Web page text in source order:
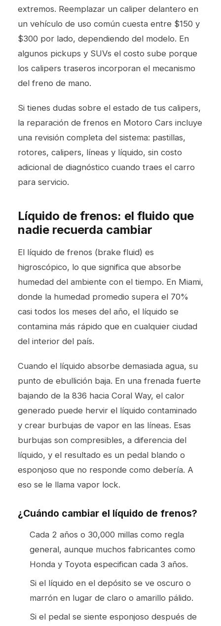
extremos. Reemplazar un caliper delantero en
un vehículo de uso común cuesta entre $150 y
$300 por lado, dependiendo del modelo. En
algunos pickups y SUVs el costo sube porque
los calipers traseros incorporan el mecanismo
del freno de mano.
Si tienes dudas sobre el estado de tus calipers,
la reparación de frenos en Motoro Cars incluye
una revisión completa del sistema: pastillas,
rotores, calipers, líneas y líquido, sin costo
adicional de diagnóstico cuando traes el carro
para servicio.
Líquido de frenos: el fluido que
nadie recuerda cambiar
El líquido de frenos (brake fluid) es
higroscópico, lo que significa que absorbe
humedad del ambiente con el tiempo. En Miami,
donde la humedad promedio supera el 70%
casi todos los meses del año, el líquido se
contamina más rápido que en cualquier ciudad
del interior del país.
Cuando el líquido absorbe demasiada agua, su
punto de ebullición baja. En una frenada fuerte
bajando de la 836 hacia Coral Way, el calor
generado puede hervir el líquido contaminado
y crear burbujas de vapor en las líneas. Esas
burbujas son compresibles, a diferencia del
líquido, y el resultado es un pedal blando o
esponjoso que no responde como debería. A
eso se le llama vapor lock.
¿Cuándo cambiar el líquido de frenos?
Cada 2 años o 30,000 millas como regla
general, aunque muchos fabricantes como
Honda y Toyota especifican cada 3 años.
Si el líquido en el depósito se ve oscuro o
marrón en lugar de claro o amarillo pálido.
Si el pedal se siente esponjoso después de